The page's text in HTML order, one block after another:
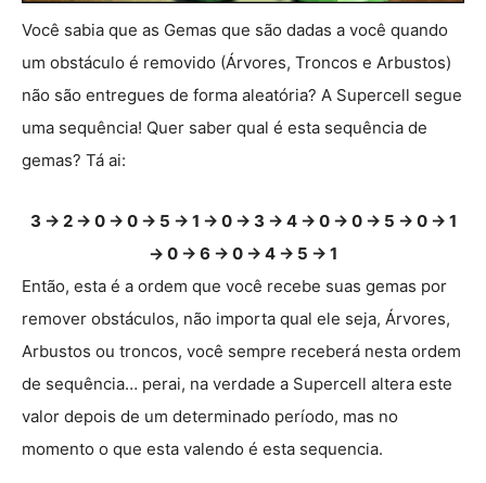
Você sabia que as Gemas que são dadas a você quando
um obstáculo é removido (Árvores, Troncos e Arbustos)
não são entregues de forma aleatória? A Supercell segue
uma sequência! Quer saber qual é esta sequência de
gemas? Tá ai:
3 → 2 → 0 → 0 → 5 → 1 → 0 → 3 → 4 → 0 → 0 → 5 → 0 → 1
→ 0 → 6 → 0 → 4 → 5 → 1
Então, esta é a ordem que você recebe suas gemas por
remover obstáculos, não importa qual ele seja, Árvores,
Arbustos ou troncos, você sempre receberá nesta ordem
de sequência… perai, na verdade a Supercell altera este
valor depois de um determinado período, mas no
momento o que esta valendo é esta sequencia.